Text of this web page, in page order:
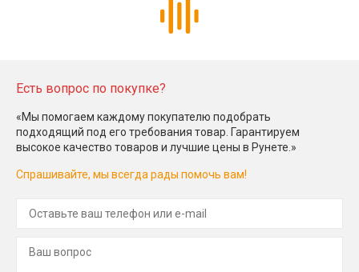
Есть вопрос по покупке?
«Мы помогаем каждому покупателю подобрать
подходящий под его требования товар. Гарантируем
высокое качество товаров и лучшие цены в Рунете.»
Спрашивайте, мы всегда рады помочь вам!